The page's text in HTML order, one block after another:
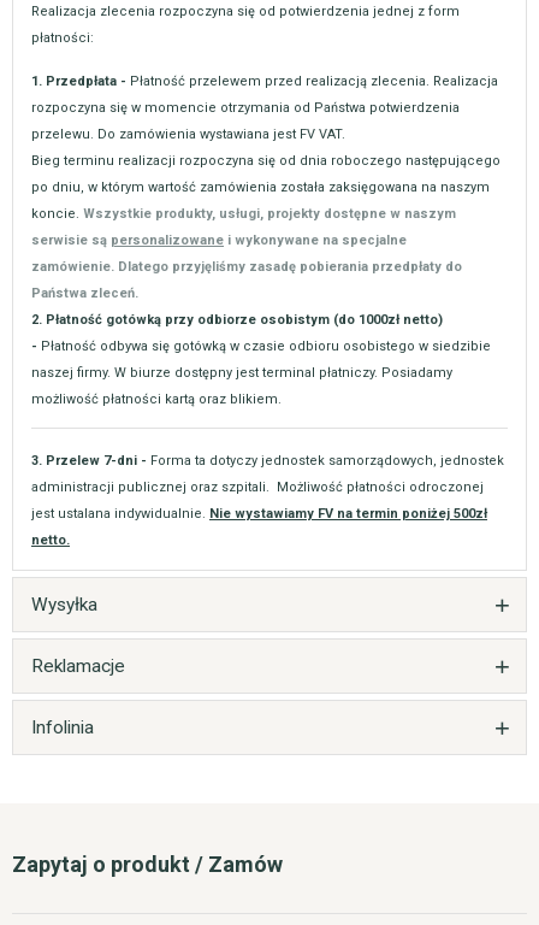
Realizacja zlecenia rozpoczyna się od potwierdzenia jednej z form
płatności:
1. Przedpłata - Płatność przelewem przed realizacją zlecenia. Realizacja
rozpoczyna się w momencie otrzymania od Państwa potwierdzenia
przelewu. Do zamówienia wystawiana jest FV VAT.
Bieg terminu realizacji rozpoczyna się od dnia roboczego następującego
po dniu, w którym wartość zamówienia została zaksięgowana na naszym
koncie. Wszystkie produkty, usługi, projekty dostępne w naszym
serwisie są personalizowane i wykonywane na specjalne
zamówienie. Dlatego przyjęliśmy zasadę pobierania przedpłaty do
Państwa zleceń.
2. Płatność gotówką przy odbiorze osobistym (do 1000zł netto)
- Płatność odbywa się gotówką w czasie odbioru osobistego w siedzibie
naszej firmy. W biurze dostępny jest terminal płatniczy. Posiadamy
możliwość płatności kartą oraz blikiem.
3. Przelew 7-dni - Forma ta dotyczy jednostek samorządowych, jednostek
administracji publicznej oraz szpitali. Możliwość płatności odroczonej
jest ustalana indywidualnie. Nie wystawiamy FV na termin poniżej 500zł
netto.
Wysyłka
Reklamacje
Infolinia
Zapytaj o produkt / Zamów